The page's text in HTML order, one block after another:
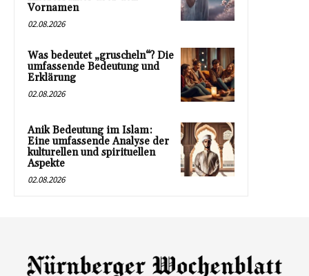
Vornamen
02.08.2026
Was bedeutet „gruscheln“? Die
umfassende Bedeutung und
Erklärung
02.08.2026
Anik Bedeutung im Islam:
Eine umfassende Analyse der
kulturellen und spirituellen
Aspekte
02.08.2026